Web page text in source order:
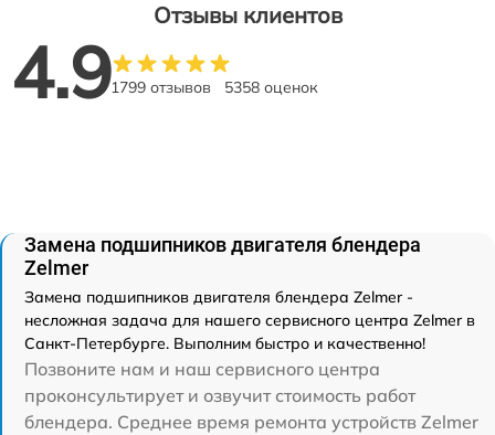
Отзывы клиентов
4.91799 отзывов 5358 оценок
Замена подшипников двигателя блендера
Zelmer
Замена подшипников двигателя блендера Zelmer -
несложная задача для нашего сервисного центра Zelmer в
Санкт-Петербурге. Выполним быстро и качественно!
Позвоните нам и наш сервисного центра
проконсультирует и озвучит стоимость работ
блендера. Среднее время ремонта устройств Zelmer